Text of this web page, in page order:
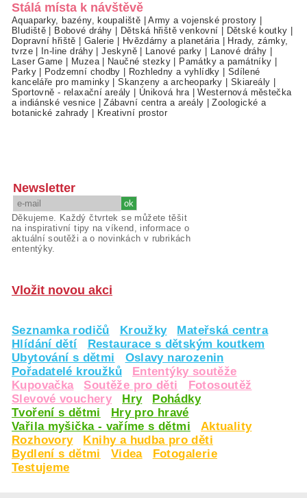
Stálá místa k návštěvě
Aquaparky, bazény, koupaliště |Army a vojenské prostory
Bludiště
Bobové dráhy Dětská hřiště venkovní Dětské koutky
Dopravní hřiště
Galerie Hvězdárny a planetária|
Hrady, zámky,
tvrze| In-line dráhy |Jeskyně| Lanové parky Lanové dráhy
Laser Game
Muzea| Naučné stezky Památky a památníky
Parky| Podzemní chodby Rozhledny a vyhlídky
Sdílené
kanceláře pro maminky |Skanzeny a archeoparky Skiareály
Sportovně - relaxační areály
Úniková hra|Westernová městečka
a indiánské vesnice |Zábavní centra a areály |Zoologické a
botanické zahrady
Kreativní prostor
Newsletter
Děkujeme. Každý čtvrtek se můžete těšit
na inspirativní tipy na víkend, informace o
aktuální soutěži a o novinkách v rubrikách
ententýky.
Vložit novou akci
Seznamka rodičů Kroužky
Mateřská centra
Hlídání dětí
Restaurace s dětským koutkem
Ubytování s dětmi
Oslavy narozenin
Pořadatelé kroužků
Ententýky soutěže
Kupovačka
Soutěže pro děti
Fotosoutěž
Slevové vouchery
Hry
Pohádky
Tvoření s dětmi
Hry pro hravé
Vařila myšička - vaříme s dětmi
Aktuality
Rozhovory
Knihy a hudba pro děti
Bydlení s dětmi
Videa
Fotogalerie
Testujeme